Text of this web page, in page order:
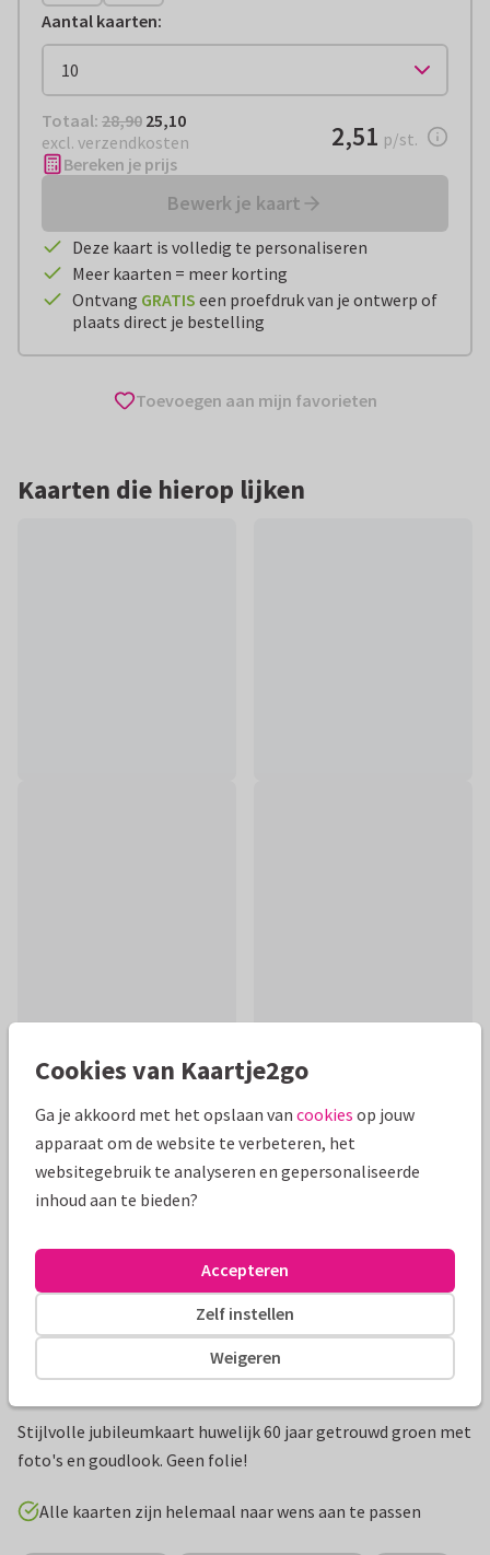
Aantal kaarten:
Totaal: € 25,10
Totaal: 28,90 25,10
excl. verzendkosten
€ 2,51 per stuk
2,51 p/st.
Bereken je prijs
Bewerk je kaart
Deze kaart is volledig te personaliseren
Meer kaarten = meer korting
Ontvang GRATIS een proefdruk van je ontwerp of
plaats direct je bestelling
Toevoegen aan mijn favorieten
Kaarten die hierop lijken
Mooie extra's bij je kaart
Stijlvolle jubileumkaart huwelijk 60 jaar getrouwd groen met
foto's en goudlook. Geen folie!
Alle kaarten zijn helemaal naar wens aan te passen
Cookies van Kaartje2go
Ga je akkoord met het opslaan van cookies op jouw
apparaat om de website te verbeteren, het
websitegebruik te analyseren en gepersonaliseerde
inhoud aan te bieden?
Weigeren
Zelf instellen
Accepteren